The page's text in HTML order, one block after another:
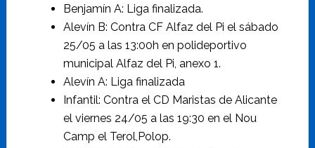
Benjamín A: Liga finalizada.
Alevín B: Contra CF Alfaz del Pi el sábado
25/05 a las 13:00h en polideportivo
municipal Alfaz del Pi, anexo 1.
Alevín A: Liga finalizada
Infantil: Contra el CD Maristas de Alicante
el viernes 24/05 a las 19:30 en el Nou
Camp el Terol,Polop.